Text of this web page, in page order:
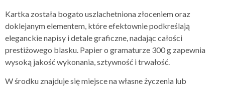
Kartka została bogato uszlachetniona złoceniem oraz
doklejanym elementem, które efektownie podkreślają
eleganckie napisy i detale graficzne, nadając całości
prestiżowego blasku. Papier o gramaturze 300 g zapewnia
wysoką jakość wykonania, sztywność i trwałość.
W środku znajduje się miejsce na własne życzenia lub